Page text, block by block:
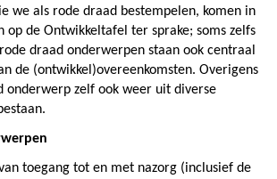
we als rode draad bestempelen, komen in
op de Ontwikkeltafel ter sprake; soms zelfs
draad onderwerpen staan ook centraal
de (ontwikkel)overeenkomsten. Overigens
onderwerp zelf ook weer uit diverse
toegang tot en met nazorg (inclusief de